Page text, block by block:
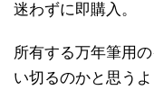
迷わずに即購入。
所有する万年筆用
い切るのかと思う